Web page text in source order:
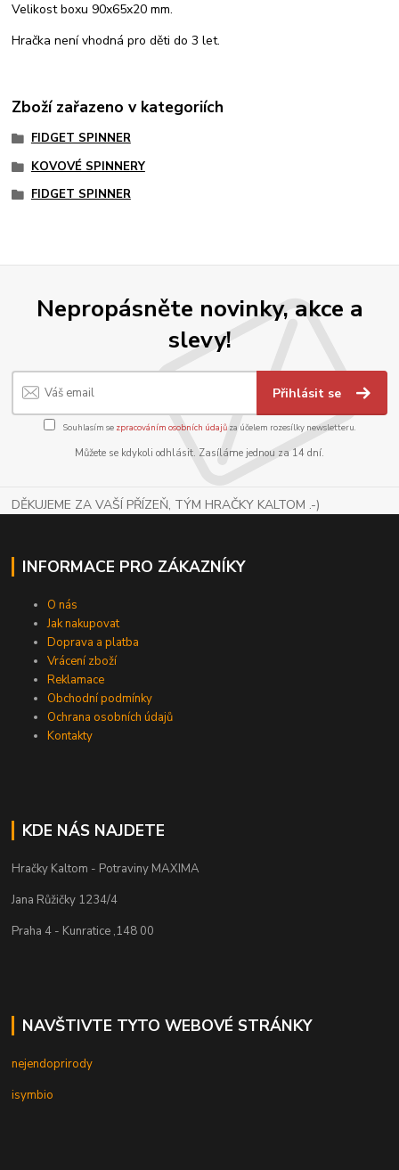
Velikost boxu 90x65x20 mm.
Hračka není vhodná pro děti do 3 let.
Zboží zařazeno v kategoriích
FIDGET SPINNER
KOVOVÉ SPINNERY
FIDGET SPINNER
Nepropásněte novinky, akce a
slevy!
Přihlásit se
Souhlasím se zpracováním osobních údajůza účelem rozesílky newsletteru.
Můžete se kdykoli odhlásit. Zasíláme jednou za 14 dní.
DĚKUJEME ZA VAŠÍ PŘÍZEŇ, TÝM HRAČKY KALTOM .-)
INFORMACE PRO ZÁKAZNÍKY
O nás
Jak nakupovat
Doprava a platba
Vrácení zboží
Reklamace
Obchodní podmínky
Ochrana osobních údajů
Kontakty
KDE NÁS NAJDETE
Hračky Kaltom - Potraviny MAXIMA
Jana Růžičky 1234/4
Praha 4 - Kunratice ,148 00
NAVŠTIVTE TYTO WEBOVÉ STRÁNKY
nejendoprirody
isymbio